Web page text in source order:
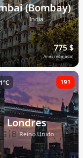
(Bombay)
🇮🇳India
775 $
/mes (nómada)
Londres
Reino Unido
191